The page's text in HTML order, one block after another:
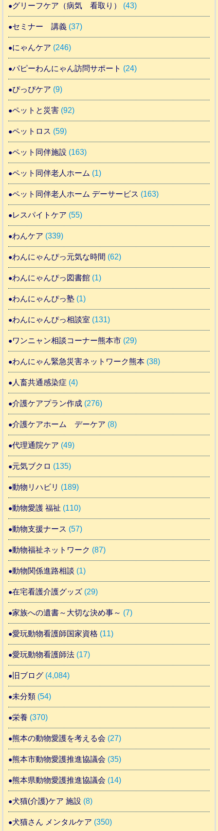
グリーフケア（病気 看取り） (43)
セミナー 講義 (37)
にゃんケア (246)
パピーわんにゃん訪問サポート (24)
ぴっぴケア (9)
ペットと災害 (92)
ペットロス (59)
ペット同伴施設 (163)
ペット同伴老人ホーム (1)
ペット同伴老人ホーム デーサービス (163)
レスパイトケア (55)
わんケア (339)
わんにゃんぴっ元気な時間 (62)
わんにゃんぴっ図書館 (1)
わんにゃんぴっ塾 (1)
わんにゃんぴっ相談室 (131)
ワンニャン相談コーナー熊本市 (29)
わんにゃん緊急災害ネットワーク熊本 (38)
人畜共通感染症 (4)
介護ケアプラン作成 (276)
介護ケアホーム デーケア (8)
代理通院ケア (49)
元気ブクロ (135)
動物リハビリ (189)
動物愛護 福祉 (110)
動物支援ナース (57)
動物福祉ネットワーク (87)
動物関係進路相談 (1)
在宅看護介護グッズ (29)
家族への遺書～大切な決め事～ (7)
愛玩動物看護師国家資格 (11)
愛玩動物看護師法 (17)
旧ブログ (4,084)
未分類 (54)
栄養 (370)
熊本の動物愛護を考える会 (27)
熊本市動物愛護推進協議会 (35)
熊本県動物愛護推進協議会 (14)
犬猫(介護)ケア 施設 (8)
犬猫さん メンタルケア (350)